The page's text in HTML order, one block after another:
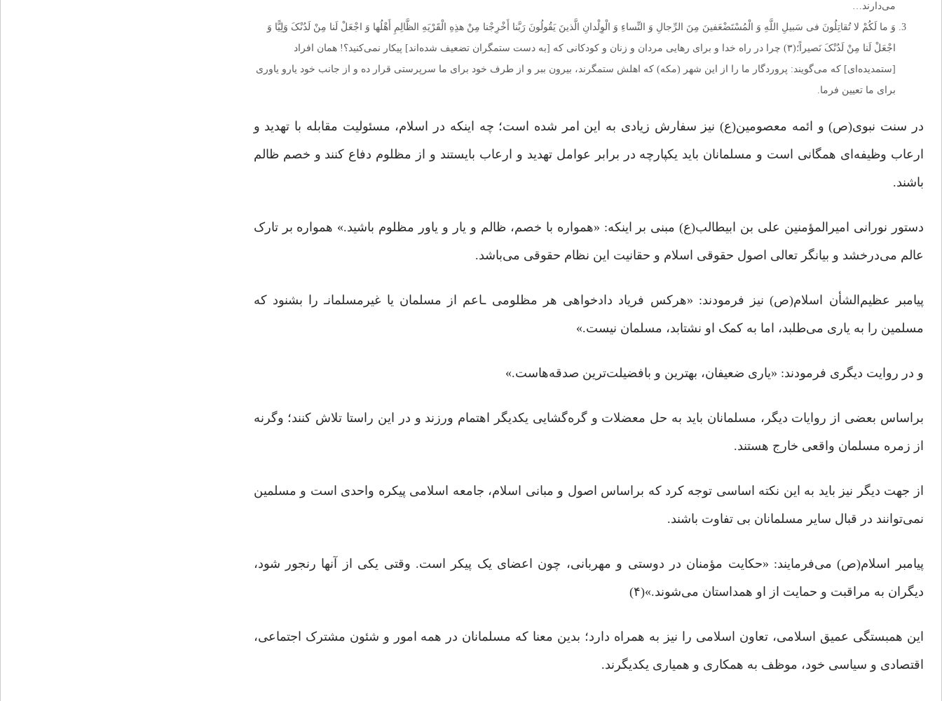
می‌دارند…
وَ ما لَکُمْ لا تُقاتِلُونَ فی‏ سَبیلِ اللَّهِ وَ الْمُسْتَضْعَفینَ مِنَ الرِّجالِ وَ النِّساءِ وَ الْوِلْدانِ الَّذینَ یَقُولُونَ رَبَّنا أَخْرِجْنا مِنْ هذِهِ الْقَرْیَهِ الظَّالِمِ أَهْلُها وَ اجْعَلْ لَنا مِنْ لَدُنْکَ وَلِیًّا وَ
اجْعَلْ لَنا مِنْ لَدُنْکَ نَصیراً؛(۳) چرا در راه خدا و برای رهایی مردان و زنان و کودکانی که [به دست ستمگران تضعیف شده‌اند] پیکار نمی‌کنید؟! همان افراد
[ستمدیده‌ای] که می‌گویند: پروردگار ما را از این شهر (مکه) که اهلش ستمگرند، بیرون ببر و از طرف خود برای ما سرپرستی قرار ده و از جانب خود یارو یاوری
برای ما تعیین فرما.
در سنت نبوی(ص) و ائمه معصومین(ع) نیز سفارش زیادی به این امر شده است؛ چه اینکه در اسلام، مسئولیت مقابله با تهدید و
ارعاب وظیفه‌ای همگانی است و مسلمانان باید یکپارچه در برابر عوامل تهدید و ارعاب بایستند و از مظلوم دفاع کنند و خصم ظالم
باشند.
دستور نورانی امیرالمؤمنین علی بن ابیطالب(ع) مبنی بر اینکه: «همواره با خصم، ظالم و یار و یاور مظلوم باشید.» همواره بر تارک
عالم می‌درخشد و بیانگر تعالی اصول حقوقی اسلام و حقانیت این نظام حقوقی می‌باشد.
پیامبر عظیم‌الشأن اسلام(ص) نیز فرمودند: «هرکس فریاد دادخواهی هر مظلومی ـاعم از مسلمان یا غیرمسلمانـ را بشنود که
مسلمین را به یاری می‌طلبد، اما به کمک او نشتابد، مسلمان نیست.»
و در روایت دیگری فرمودند: «یاری ضعیفان، بهترین و بافضیلت‌ترین صدقه‌هاست.»
براساس بعضی از روایات دیگر، مسلمانان باید به حل معضلات و گره‌گشایی یکدیگر اهتمام ورزند و در این راستا تلاش کنند؛ وگرنه
از زمره مسلمان واقعی خارج هستند.
از جهت دیگر نیز باید به این نکته اساسی توجه کرد که براساس اصول و مبانی اسلام، جامعه اسلامی پیکره واحدی است و مسلمین
نمی‌توانند در قبال سایر مسلمانان بی تفاوت باشند.
پیامبر اسلام(ص) می‌فرمایند: «حکایت مؤمنان در دوستی و مهربانی، چون اعضای یک پیکر است. وقتی یکی از آنها رنجور شود،
دیگران به مراقبت و حمایت از او همداستان می‌شوند.»(۴)
این همبستگی عمیق اسلامی، تعاون اسلامی را نیز به همراه دارد؛ بدین معنا که مسلمانان در همه امور و شئون مشترک اجتماعی،
اقتصادی و سیاسی خود، موظف به همکاری و همیاری یکدیگرند.